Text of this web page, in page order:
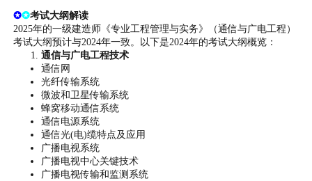
✪✪考试大纲解读
2025年的一级建造师《专业工程管理与实务》（通信与广电工程）
考试大纲预计与2024年一致。以下是2024年的考试大纲概览：
通信与广电工程技术
通信网
光纤传输系统
微波和卫星传输系统
蜂窝移动通信系统
通信电源系统
通信光(电)缆特点及应用
广播电视系统
广播电视中心关键技术
广播电视传输和监测系统